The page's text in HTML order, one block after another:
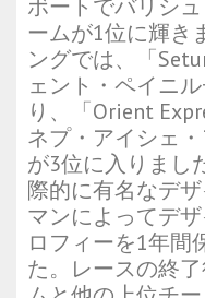
ボートでバリシ
ームが1位に輝き
ングでは、「
ェント・ペイニ
り、「Orient
ネプ・アイシェ
が3位に入りまし
際的に有名なデ
マンによってデ
ロフィーを1年間
た。レースの終